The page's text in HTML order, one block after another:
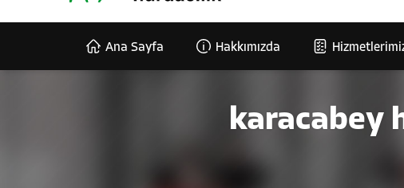
Ana Sayfa Hakkımızda
karacabey